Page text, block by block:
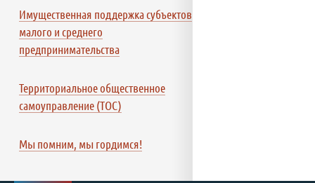
Имущественная поддержка субъектов
малого и среднего
предпринимательства
Территориальное общественное
самоуправление (ТОС)
Мы помним, мы гордимся!